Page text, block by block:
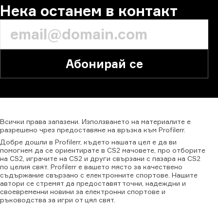
Нека останем в контакт
Абонирай се
Всички права запазени. Използването на материалите е
разрешено чрез предоставяне на връзка към Profilerr.
Добре дошли в Profilerr, където нашата цел е да ви
помогнем да се ориентирате в CS2 мачовете, про отборите
на CS2, играчите на CS2 и други свързани с пазара на CS2
по целия свят. Profilerr е вашето място за качествено
съдържание свързано с електронните спортове. Нашите
автори се стремят да предоставят точни, надеждни и
своевременни новини за електронни спортове и
ръководства за игри от цял свят.